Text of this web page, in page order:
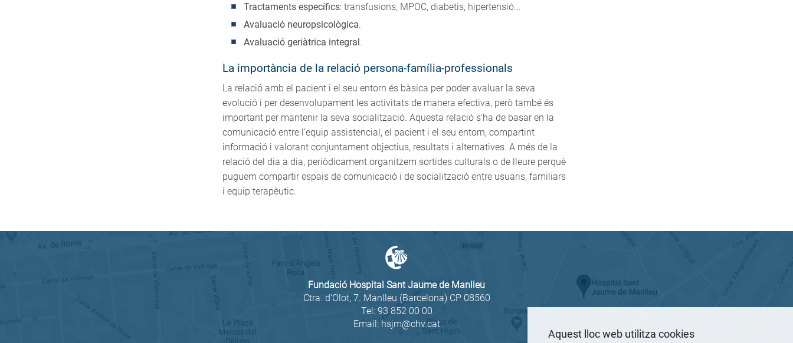
Tractaments específics: transfusions, MPOC, diabetis, hipertensió...
Avaluació neuropsicològica.
Avaluació geriàtrica integral.
La importància de la relació persona-família-professionals
La relació amb el pacient i el seu entorn és bàsica per poder avaluar la seva
evolució i per desenvolupament les activitats de manera efectiva, però també és
important per mantenir la seva socialització. Aquesta relació s'ha de basar en la
comunicació entre l’equip assistencial, el pacient i el seu entorn, compartint
informació i valorant conjuntament objectius, resultats i alternatives. A més de la
relació del dia a dia, periòdicament organitzem sortides culturals o de lleure perquè
puguem compartir espais de comunicació i de socialització entre usuaris, familiars
i equip terapèutic.
Fundació Hospital Sant Jaume de Manlleu
Ctra. d'Olot, 7. Manlleu (Barcelona) CP 08560
Tel: 93 852 00 00
Email: hsjm@chv.cat
Aquest lloc web utilitza cookies